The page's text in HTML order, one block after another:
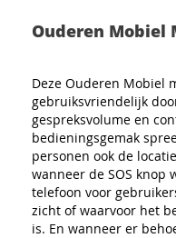
Ouderen Mobiel
Deze Ouderen Mobiel
gebruiksvriendelijk
gespreksvolume en
bedieningsgemak
personen ook de
wanneer de SOS knop
telefoon voor
zicht of waarvoor het
is. En wanneer er